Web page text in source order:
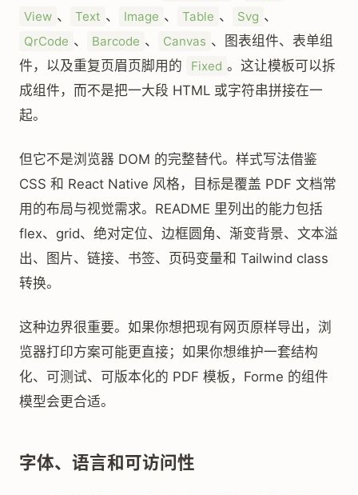
View 、 Text 、 Image 、 Table 、 Svg 、
QrCode 、 Barcode 、 Canvas 、图表组件、表单组
件，以及重复页眉页脚用的
Fixed 。这让模板可以拆
成组件，而不是把一大段 HTML 或字符串拼接在一
起。
但它不是浏览器 DOM 的完整替代。样式写法借鉴
CSS 和 React Native 风格，目标是覆盖 PDF 文档常
用的布局与视觉需求。README 里列出的能力包括
flex、grid、绝对定位、边框圆角、渐变背景、文本溢
出、图片、链接、书签、页码变量和 Tailwind class
转换。
这种边界很重要。如果你想把现有网页原样导出，浏
览器打印方案可能更直接；如果你想维护一套结构
化、可测试、可版本化的 PDF 模板，Forme 的组件
模型会更合适。
字体、语言和可访问性